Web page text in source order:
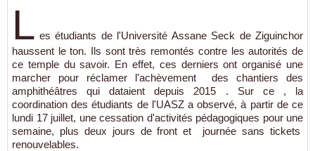
L es étudiants de l'Université Assane Seck de Ziguinchor
haussent le ton. Ils sont très remontés contre les autorités de
ce temple du savoir. En effet, ces derniers ont organisé une
marcher pour réclamer l'achèvement des chantiers des
amphithéâtres qui dataient depuis 2015 . Sur ce , la
coordination des étudiants de l'UASZ a observé, à partir de ce
lundi 17 juillet, une cessation d'activités pédagogiques pour une
semaine, plus deux jours de front et journée sans tickets
renouvelables.